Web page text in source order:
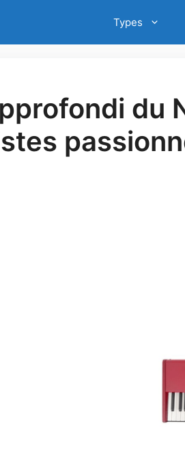
Types
du